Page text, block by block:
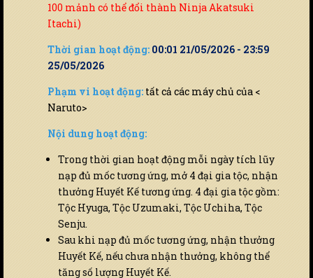
100 mảnh có thể đổi thành Ninja Akatsuki
Itachi)
Thời gian hoạt động: 00:01 21/05/2026 - 23:59
25/05/2026
Phạm vi hoạt động: tất cả các máy chủ của <
Naruto>
Nội dung hoạt động:
Trong thời gian hoạt động mỗi ngày tích lũy
nạp đủ mốc tương ứng, mở 4 đại gia tộc, nhận
thưởng Huyết Kế tương ứng. 4 đại gia tộc gồm:
Tộc Hyuga, Tộc Uzumaki, Tộc Uchiha, Tộc
Senju.
Sau khi nạp đủ mốc tương ứng, nhận thưởng
Huyết Kế, nếu chưa nhận thưởng, không thể
tăng số lượng Huyết Kế.